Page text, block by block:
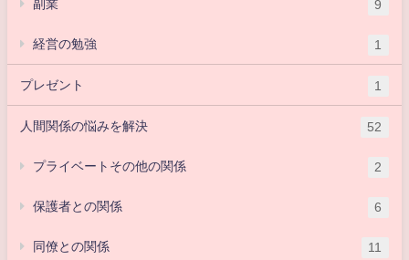
副業 9
経営の勉強 1
プレゼント 1
人間関係の悩みを解決 52
プライベートその他の関係 2
保護者との関係 6
同僚との関係 11